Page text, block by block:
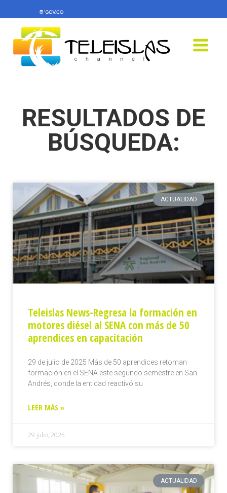
RESULTADOS DE
BÚSQUEDA:
ACTUALIDAD
Teleislas News-Regresa la formación en
motores diésel al SENA con más de 50
aprendices en capacitación
29 de julio de 2025 Más de 50 aprendices retoman
formación en el SENA este segundo semestre en San
Andrés, donde la entidad reactivó su
LEER MÁS »
29 julio, 2025
ACTUALIDAD